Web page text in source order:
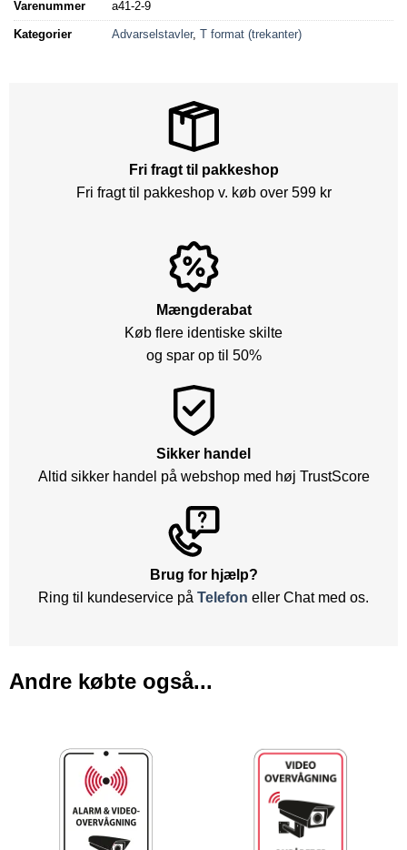
Varenummer a41-2-9
Kategorier Advarselstavler, T format (trekanter)
Fri fragt til pakkeshop
Fri fragt til pakkeshop v. køb over 599 kr
Mængderabat
Køb flere identiske skilte
og spar op til 50%
Sikker handel
Altid sikker handel på webshop med høj TrustScore
Brug for hjælp?
Ring til kundeservice på Telefon eller Chat med os.
Andre købte også...